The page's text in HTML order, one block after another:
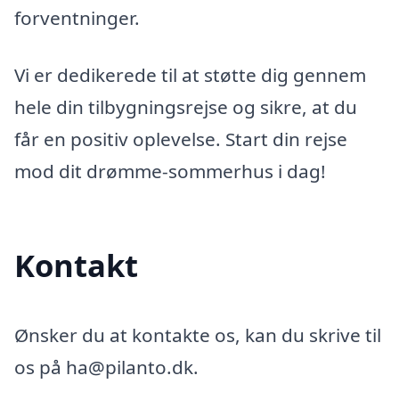
forventninger.
Vi er dedikerede til at støtte dig gennem
hele din tilbygningsrejse og sikre, at du
får en positiv oplevelse. Start din rejse
mod dit drømme-sommerhus i dag!
Kontakt
Ønsker du at kontakte os, kan du skrive til
os på ha@pilanto.dk.